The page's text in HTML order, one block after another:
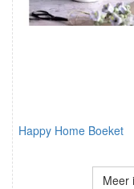
Happy Home Boeket
Meer